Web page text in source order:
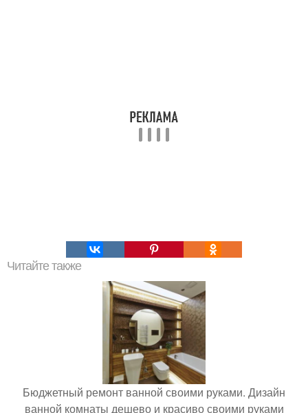
Читайте также
Бюджетный ремонт ванной своими руками. Дизайн
ванной комнаты дешево и красиво своими руками